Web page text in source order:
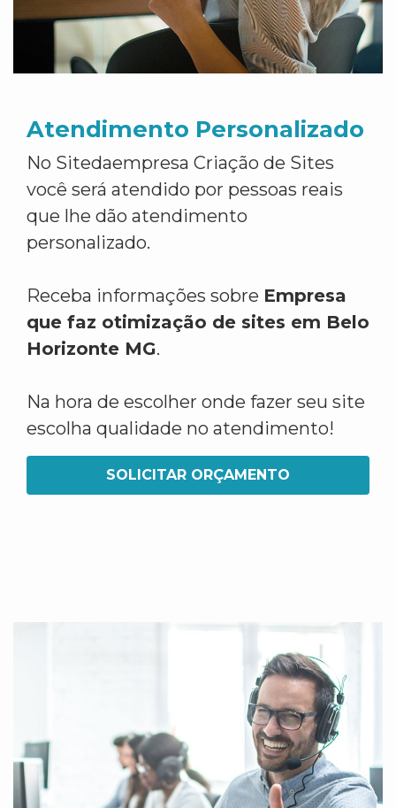
Atendimento Personalizado
No Sitedaempresa Criação de Sites
você será atendido por pessoas reais
que lhe dão atendimento
personalizado.
Receba informações sobre Empresa
que faz otimização de sites em Belo
Horizonte MG.
Na hora de escolher onde fazer seu site
escolha qualidade no atendimento!
SOLICITAR ORÇAMENTO